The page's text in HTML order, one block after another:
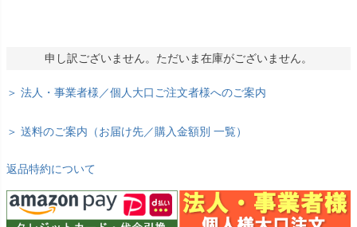
申し訳ございません。ただいま在庫がございません。
＞ 法人・事業者様／個人大口ご注文者様へのご案内
＞ 送料のご案内（お届け先／購入金額別 一覧）
返品特約について